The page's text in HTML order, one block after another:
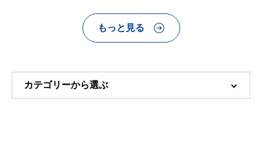
もっと見る
カテゴリーから選ぶ